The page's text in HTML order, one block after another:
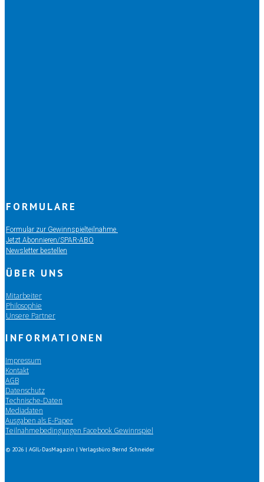
FORMULARE
Formular zur Gewinnspielteilnahme
Jetzt Abonnieren/SPAR-ABO
Newsletter bestellen
ÜBER UNS
Mitarbeiter
Philosophie
Unsere Partner
INFORMATIONEN
Impressum
Kontakt
AGB
Datenschutz
Technische-Daten
Mediadaten
Ausgaben als E-Paper
Teilnahmebedingungen Facebook Gewinnspiel
© 2026 | AGIL-DasMagazin | Verlagsbüro Bernd Schneider